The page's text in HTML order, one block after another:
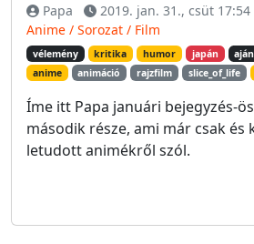
Papa 2019. jan. 31., csüt 17:54
Anime / Sorozat / Film
vélemény kritika humor japán
anime
animáció rajzfilm slice_of_life
Íme itt Papa januári bejegyzés-
második része, ami már csak és
letudott animékről szól.